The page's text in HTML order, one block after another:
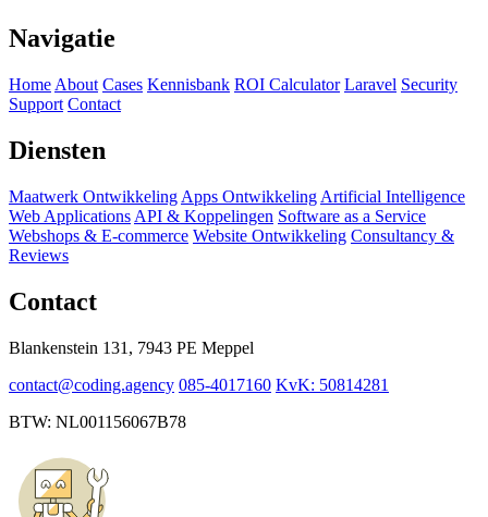
Navigatie
Home About Cases Kennisbank ROI Calculator Laravel Security
Support Contact
Diensten
Maatwerk Ontwikkeling Apps Ontwikkeling Artificial Intelligence
Web Applications API & Koppelingen Software as a Service
Webshops & E-commerce Website Ontwikkeling Consultancy &
Reviews
Contact
Blankenstein 131, 7943 PE Meppel
contact@coding.agency 085-4017160 KvK: 50814281
BTW: NL001156067B78